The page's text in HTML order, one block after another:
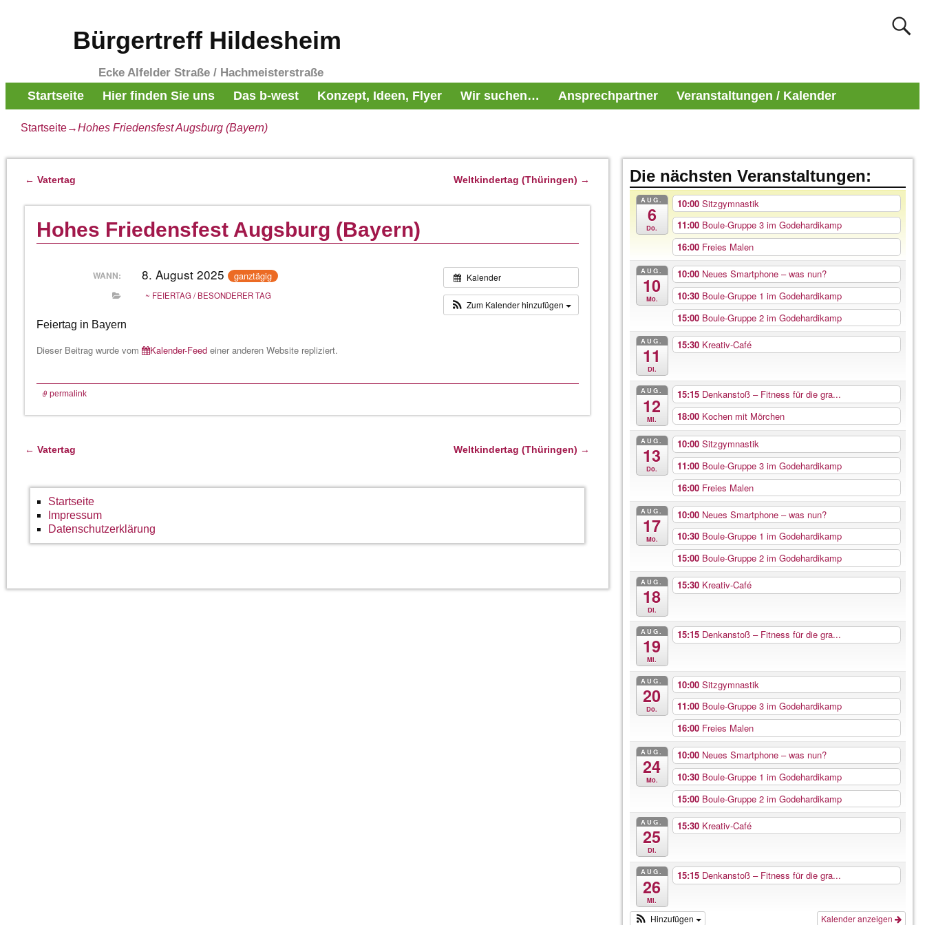
Bürgertreff Hildesheim
Ecke Alfelder Straße / Hachmeisterstraße
Startseite Hier finden Sie uns Das b-west Konzept, Ideen, Flyer Wir suchen… Ansprechpartner Veranstaltungen / Kalender
Startseite→Hohes Friedensfest Augsburg (Bayern)
← Vatertag Weltkindertag (Thüringen) →
Hohes Friedensfest Augsburg (Bayern)
Kalender
Zum Kalender hinzufügen
WANN: 8. August 2025 ganztägig
~ FEIERTAG / BESONDERER TAG
Feiertag in Bayern
Dieser Beitrag wurde vom Kalender-Feedeiner anderen Website repliziert.
permalink
← Vatertag Weltkindertag (Thüringen) →
Startseite
Impressum
Datenschutzerklärung
Die nächsten Veranstaltungen:
AUG.
6
Do.
10:00 Sitzgymnastik
11:00 Boule-Gruppe 3 im Godehardikamp
16:00 Freies Malen
AUG.
10
Mo.
10:00 Neues Smartphone – was nun?
10:30 Boule-Gruppe 1 im Godehardikamp
15:00 Boule-Gruppe 2 im Godehardikamp
AUG.
11
Di.
15:30 Kreativ-Café
AUG.
12
Mi.
15:15 Denkanstoß – Fitness für die gra...
18:00 Kochen mit Mörchen
AUG.
13
Do.
10:00 Sitzgymnastik
11:00 Boule-Gruppe 3 im Godehardikamp
16:00 Freies Malen
AUG.
17
Mo.
10:00 Neues Smartphone – was nun?
10:30 Boule-Gruppe 1 im Godehardikamp
15:00 Boule-Gruppe 2 im Godehardikamp
AUG.
18
Di.
15:30 Kreativ-Café
AUG.
19
Mi.
15:15 Denkanstoß – Fitness für die gra...
AUG.
20
Do.
10:00 Sitzgymnastik
11:00 Boule-Gruppe 3 im Godehardikamp
16:00 Freies Malen
AUG.
24
Mo.
10:00 Neues Smartphone – was nun?
10:30 Boule-Gruppe 1 im Godehardikamp
15:00 Boule-Gruppe 2 im Godehardikamp
AUG.
25
Di.
15:30 Kreativ-Café
AUG.
26
Mi.
15:15 Denkanstoß – Fitness für die gra...
Kalender anzeigen
Hinzufügen